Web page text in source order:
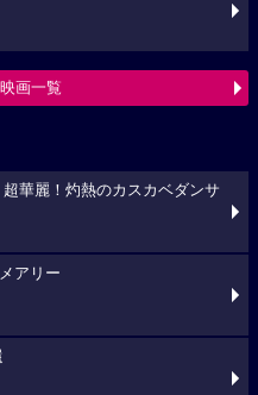
画一覧
華麗！灼熱のカスカベダンサ
アリー